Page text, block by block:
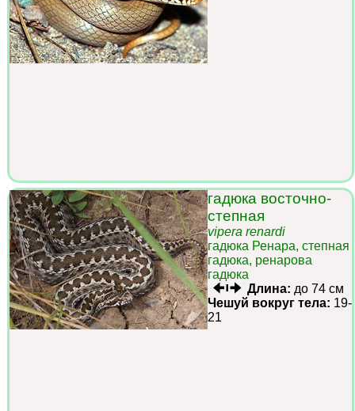
гадюка восточно-
степная
vipera renardi
гадюка Ренара, степная
гадюка, ренарова
гадюка
Длина: до 74 см
Чешуй вокруг тела: 19-
21